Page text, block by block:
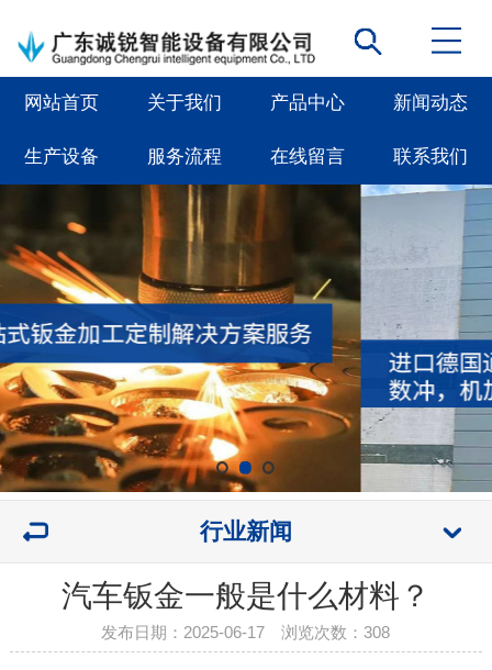
网站首页 关于我们 产品中心 新闻动态
生产设备 服务流程 在线留言 联系我们
行业新闻
汽车钣金一般是什么材料？
发布日期：2025-06-17 浏览次数：308